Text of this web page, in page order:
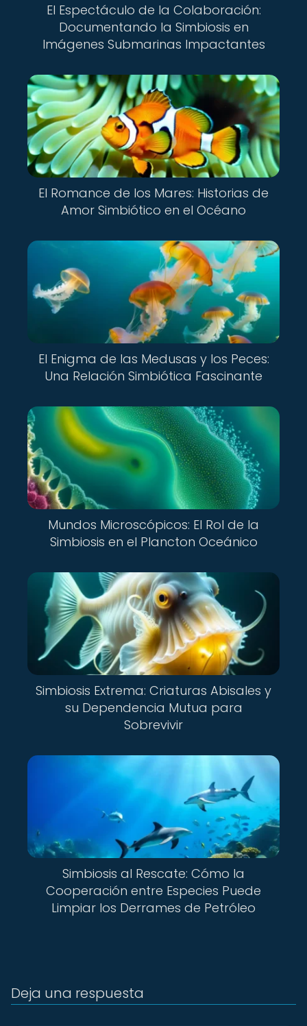
El Espectáculo de la Colaboración:
Documentando la Simbiosis en
Imágenes Submarinas Impactantes
El Romance de los Mares: Historias de
Amor Simbiótico en el Océano
El Enigma de las Medusas y los Peces:
Una Relación Simbiótica Fascinante
Mundos Microscópicos: El Rol de la
Simbiosis en el Plancton Oceánico
Simbiosis Extrema: Criaturas Abisales y
su Dependencia Mutua para
Sobrevivir
Simbiosis al Rescate: Cómo la
Cooperación entre Especies Puede
Limpiar los Derrames de Petróleo
Deja una respuesta